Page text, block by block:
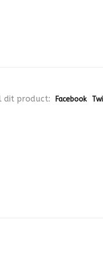
dit product: Facebook